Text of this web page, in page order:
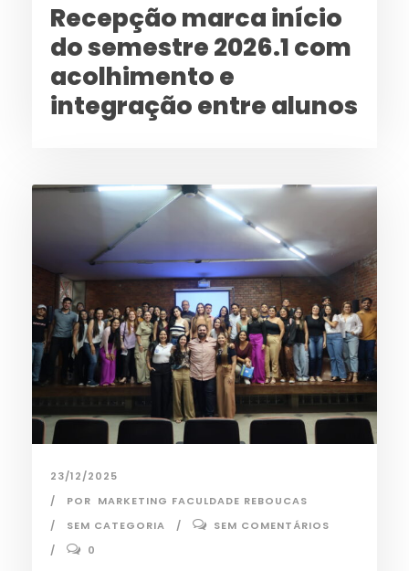
Recepção marca início
do semestre 2026.1 com
acolhimento e
integração entre alunos
23/12/2025
POR MARKETING FACULDADE REBOUCAS
SEM CATEGORIA
SEM COMENTÁRIOS
0